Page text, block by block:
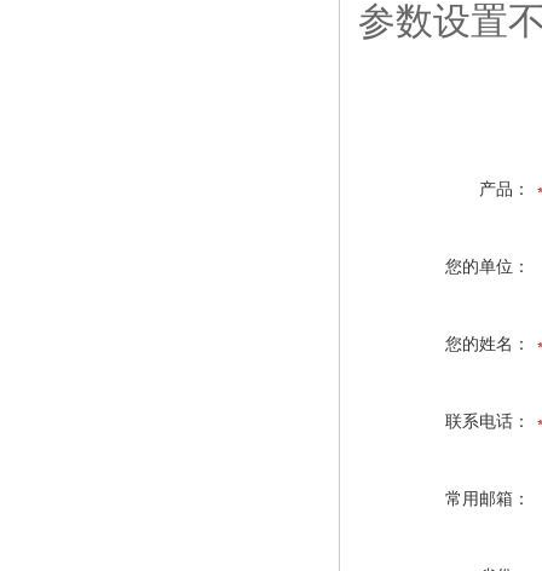
参数设置
产品：
您的单位：
您的姓名：
联系电话：
常用邮箱：